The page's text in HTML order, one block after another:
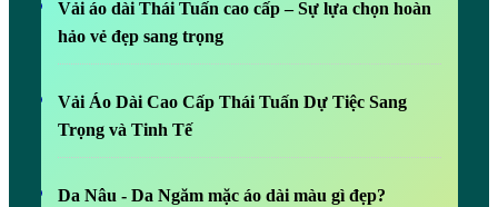
Vải áo dài Thái Tuấn cao cấp – Sự lựa chọn hoàn
hảo vẻ đẹp sang trọng
Vải Áo Dài Cao Cấp Thái Tuấn Dự Tiệc Sang
Trọng và Tinh Tế
Da Nâu - Da Ngăm mặc áo dài màu gì đẹp?